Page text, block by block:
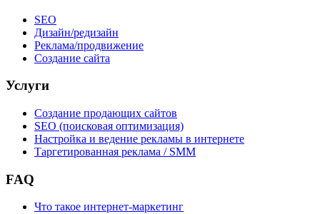
SEO
Дизайн/редизайн
Реклама/продвижение
Создание сайта
Услуги
Создание продающих сайтов
SEO (поисковая оптимизация)
Настройка и ведение рекламы в интернете
Таргетированная реклама / SMM
FAQ
Что такое интернет-маркетинг